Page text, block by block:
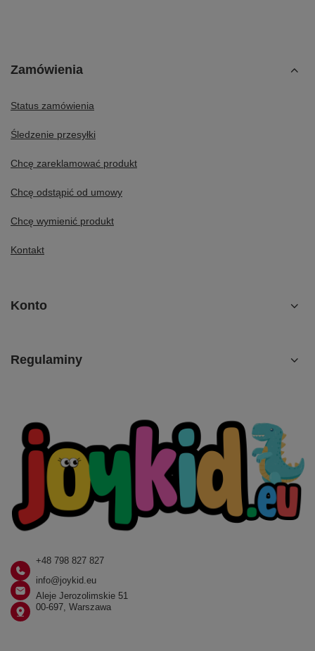
Zamówienia
Status zamówienia
Śledzenie przesyłki
Chcę zareklamować produkt
Chcę odstąpić od umowy
Chcę wymienić produkt
Kontakt
Konto
Regulaminy
+48 798 827 827
info@joykid.eu
Aleje Jerozolimskie 51
00-697, Warszawa